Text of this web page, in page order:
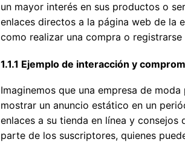
un mayor interés en sus productos o
enlaces directos a la página web de la
como realizar una compra o registrarse
1.1.1 Ejemplo de interacción y
Imaginemos que una empresa de
mostrar un anuncio estático en un
enlaces a su tienda en línea y
parte de los suscriptores, quienes